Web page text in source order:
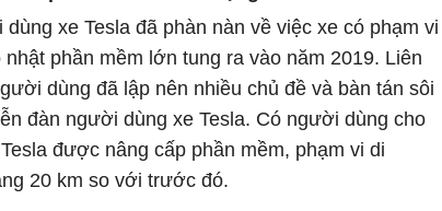
xe Tesla đã phàn nàn về việc xe có phạm vi
phần mềm lớn tung ra vào năm 2019. Liên
dùng đã lập nên nhiều chủ đề và bàn tán sôi
đàn người dùng xe Tesla. Có người dùng cho
được nâng cấp phần mềm, phạm vi di
20 km so với trước đó.